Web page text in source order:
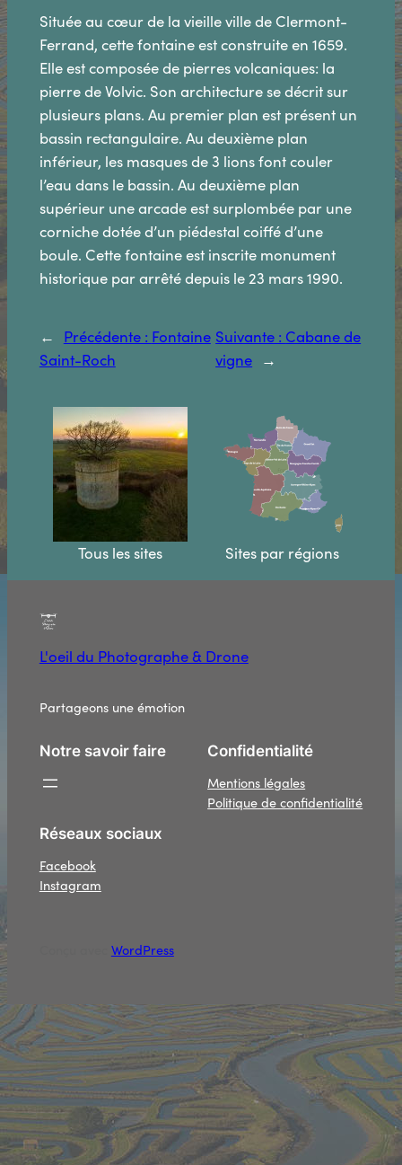
Située au cœur de la vieille ville de Clermont-
Ferrand, cette fontaine est construite en 1659.
Elle est composée de pierres volcaniques: la
pierre de Volvic. Son architecture se décrit sur
plusieurs plans. Au premier plan est présent un
bassin rectangulaire. Au deuxième plan
inférieur, les masques de 3 lions font couler
l’eau dans le bassin. Au deuxième plan
supérieur une arcade est surplombée par une
corniche dotée d’un piédestal coiffé d’une
boule. Cette fontaine est inscrite monument
historique par arrêté depuis le 23 mars 1990.
← Précédente : Fontaine
Saint-Roch
Suivante : Cabane de
vigne →
Tous les sites Sites par régions
L'oeil du Photographe & Drone
Partageons une émotion
Notre savoir faire
Confidentialité
Mentions légales
Politique de confidentialité
Réseaux sociaux
Facebook
Instagram
WordPress